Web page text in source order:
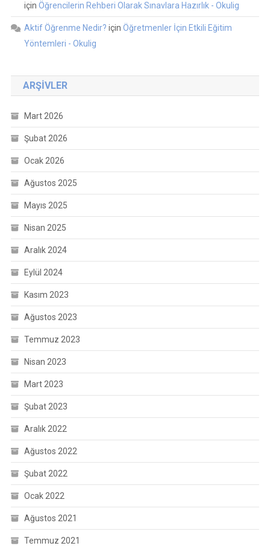
için Öğrencilerin Rehberi Olarak Sınavlara Hazırlık - Okulig
Aktif Öğrenme Nedir? için Öğretmenler İçin Etkili Eğitim
Yöntemleri - Okulig
ARŞIVLER
Mart 2026
Şubat 2026
Ocak 2026
Ağustos 2025
Mayıs 2025
Nisan 2025
Aralık 2024
Eylül 2024
Kasım 2023
Ağustos 2023
Temmuz 2023
Nisan 2023
Mart 2023
Şubat 2023
Aralık 2022
Ağustos 2022
Şubat 2022
Ocak 2022
Ağustos 2021
Temmuz 2021